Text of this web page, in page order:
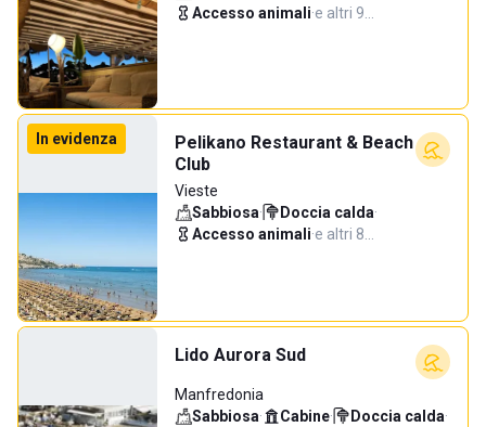
Accesso animali·e altri 9…
In evidenza
Pelikano Restaurant & Beach
Club
Vieste
Sabbiosa· Doccia calda·
Accesso animali·e altri 8…
Lido Aurora Sud
Manfredonia
Sabbiosa· Cabine· Doccia calda·